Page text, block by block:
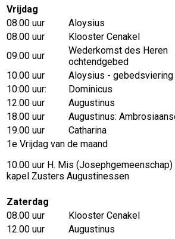
Vrijdag
08.00 uur
Aloysius
08.00 uur
Klooster Cenakel
09.00 uur
Wederkomst des Heren
ochtendgebed
10.00 uur
Aloysius - gebedsviering
10:00 uur:
Dominicus
12.00 uur
Augustinus
18.00 uur
Augustinus:
19.00 uur
Catharina
1e Vrijdag van de maand
10.00 uur H. Mis (Josephgemeenschap)
kapel Zusters Augustinessen
Zaterdag
08.00 uur
Klooster Cenakel
12.00 uur
Augustinus